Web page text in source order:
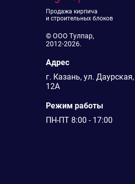
Продажа кирпича
и строительных блоков
© ООО Тулпар,
2012-2026.
Адрес
г. Казань, ул. Даурская,
12А
Режим работы
ПН-ПТ 8:00 - 17:00